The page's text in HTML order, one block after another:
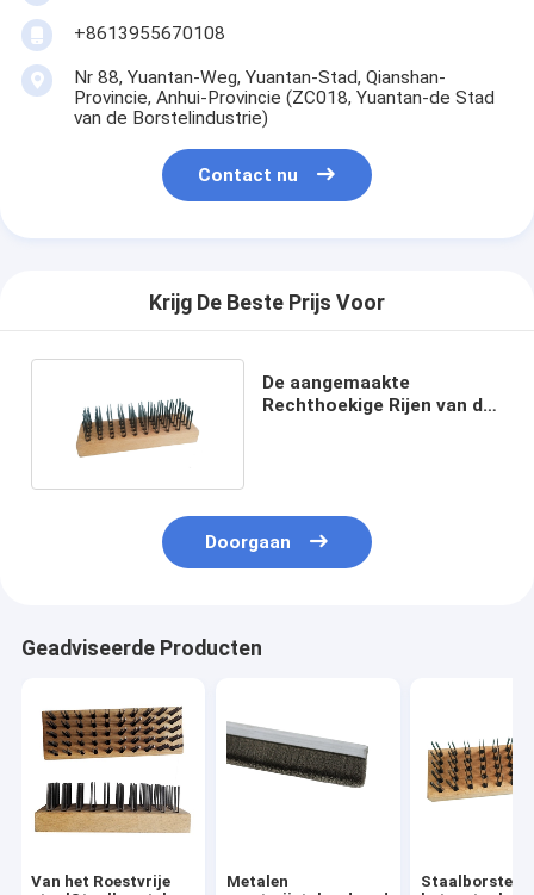
+8613955670108
Nr 88, Yuantan-Weg, Yuantan-Stad, Qianshan-
Provincie, Anhui-Provincie (ZC018, Yuantan-de Stad
van de Borstelindustrie)
Contact nu
Krijg De Beste Prijs Voor
De aangemaakte
Rechthoekige Rijen van de
Doorgaan
Geadviseerde Producten
Van het Roestvrije
Metalen
Staalborstels